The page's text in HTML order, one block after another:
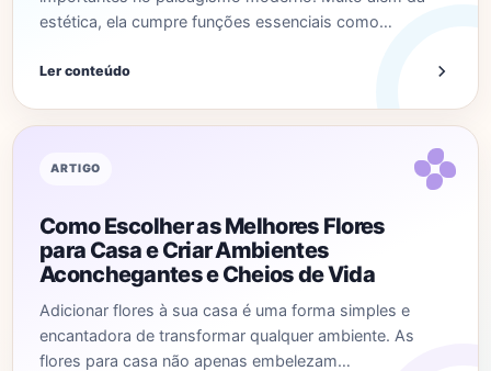
estética, ela cumpre funções essenciais como…
Ler conteúdo
ARTIGO
Como Escolher as Melhores Flores
para Casa e Criar Ambientes
Aconchegantes e Cheios de Vida
Adicionar flores à sua casa é uma forma simples e
encantadora de transformar qualquer ambiente. As
flores para casa não apenas embelezam…